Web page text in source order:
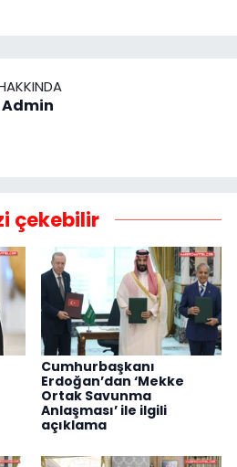
çekebilir
Cumhurbaşkanı
Erdoğan’dan ‘Mekke
Ortak Savunma
Anlaşması’ ile ilgili
açıklama